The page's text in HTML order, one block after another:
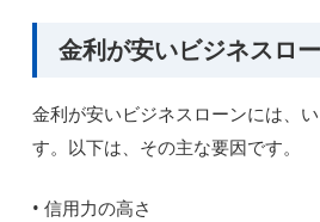
金利が安いビジネスロ
金利が安いビジネスローンには、
す。以下は、その主な要因です。
• 信用力の高さ